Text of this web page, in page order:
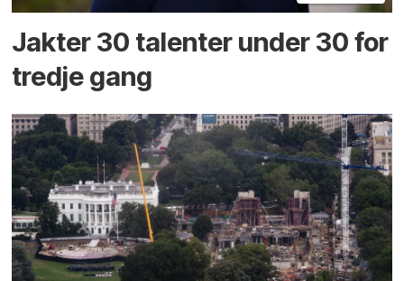
Jakter 30 talenter under 30 for
tredje gang